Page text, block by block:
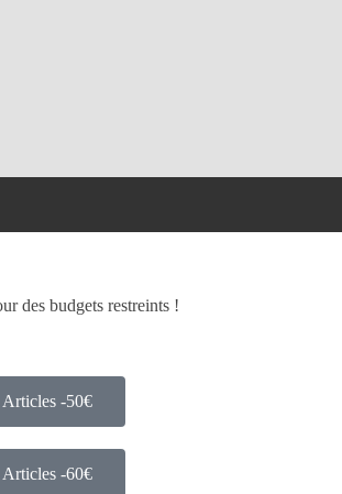
des budgets restreints !
Articles -50€
Articles -60€